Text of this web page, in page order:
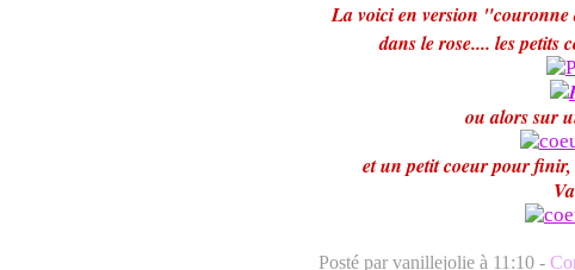
La voici en version
dans le rose.... les petits
ou alors sur
et un petit coeur pour
Posté par vanillejolie à 11:10 -